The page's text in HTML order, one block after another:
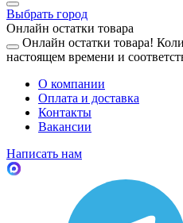
Выбрать город
Онлайн остатки товара
Онлайн остатки товара!
настоящем времени и
О компании
Оплата и доставка
Контакты
Вакансии
Написать нам